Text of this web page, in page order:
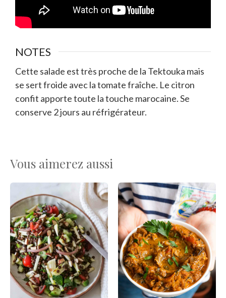
NOTES
Cette salade est très proche de la Tektouka mais
se sert froide avec la tomate fraîche. Le citron
confit apporte toute la touche marocaine. Se
conserve 2 jours au réfrigérateur.
Vous aimerez aussi